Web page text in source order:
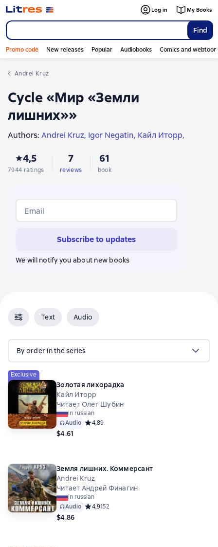
Find
Log in My Books
Promo code New releases Popular Audiobooks Comics and
Andrei Kruz
Cycle «Мир «Земли
лишних»»
Authors: Andrei Kruz Igor Negatin Кайл Иторр
Влад Воронов
Владимир Стрельников
4,5
7944 ratings
7
reviews
61
book
Email
Subscribe to updates
We will notify you about new books
Text Audio
By order in the series
Exclusive
Золотая лихорадка
Кайл Иторр
Читает Олег Шубин
in russian
Audio Средний рейтинг 4,8 на основе 9 оценок
4,89
$4.61
Земля лишних. Коммерсант
Andrei Kruz
Читает Андрей Финагин
in russian
Audio Средний рейтинг 4,9 на основе 152 оценок
4,9152
$4.86
Слайдер с книгами
Слайдер с книгами
Слайдер с книгами
Слайдер с книгами
Слайдер с книгами